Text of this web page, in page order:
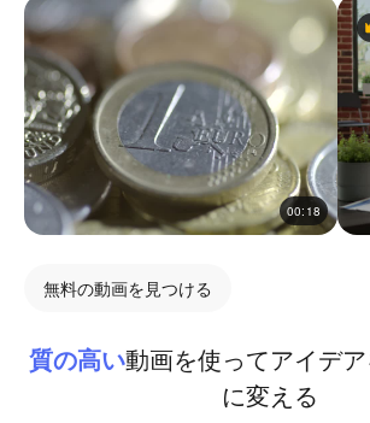
00:18
無料の動画を見つける
質の高い動画を使ってアイデ
に変える